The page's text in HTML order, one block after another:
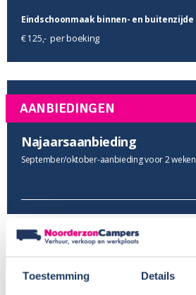
Toestemming Details
Eindschoonmaak binnen- en buitenzijde
€ 125,-per boeking
AANBIEDINGEN
Najaarsaanbieding
September/oktober-aanbieding voor 2 weken
VERHUUR